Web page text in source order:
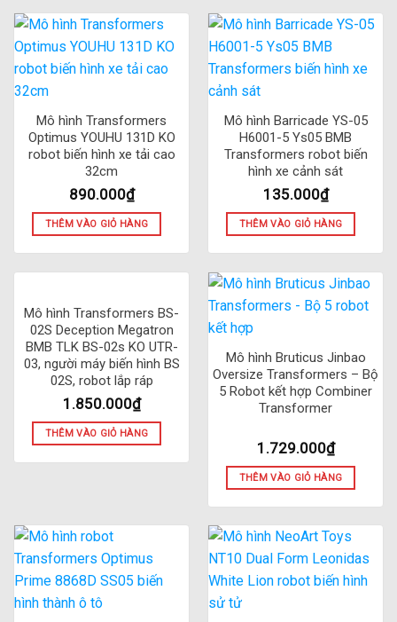
Mô hình Transformers
Optimus YOUHU 131D KO
robot biến hình xe tải cao
32cm
890.000₫
THÊM VÀO GIỎ HÀNG
Mô hình Barricade YS-05
H6001-5 Ys05 BMB
Transformers robot biến
hình xe cảnh sát
135.000₫
THÊM VÀO GIỎ HÀNG
Mô hình Transformers BS-
02S Deception Megatron
BMB TLK BS-02s KO UTR-
03, người máy biến hình BS
02S, robot lắp ráp
1.850.000₫
THÊM VÀO GIỎ HÀNG
Mô hình Bruticus Jinbao
Oversize Transformers – Bộ
5 Robot kết hợp Combiner
Transformer
1.729.000₫
THÊM VÀO GIỎ HÀNG